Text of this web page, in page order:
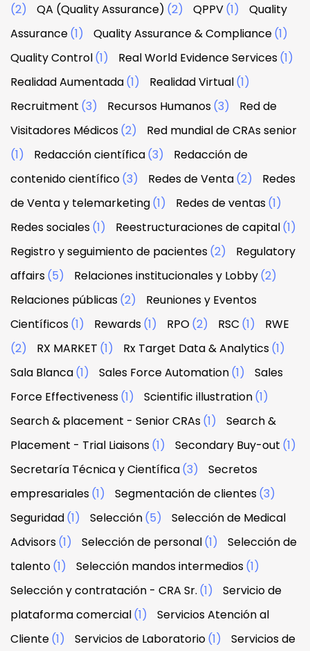
(2) QA (Quality Assurance) (2) QPPV(1)
Quality
Assurance(1) Quality Assurance & Compliance(1)
Quality Control(1) Real World Evidence Services(1)
Realidad Aumentada(1) Realidad Virtual(1)
Recruitment (3) Recursos Humanos(3)
Red de
Visitadores Médicos(2)
Red mundial de CRAs senior
(1)
Redacción científica(3)
Redacción de
contenido científico(3) Redes de Venta(2)
Redes
de Venta y telemarketing(1) Redes de ventas(1)
Redes sociales(1) Reestructuraciones de capital(1)
Registro y seguimiento de pacientes(2)
Regulatory
affairs(5) Relaciones institucionales y Lobby(2)
Relaciones públicas(2)
Reuniones y Eventos
Científicos(1) Rewards(1) RPO(2) RSC (1)
RWE
(2)
RX MARKET (1) Rx Target Data & Analytics(1)
Sala Blanca(1) Sales Force Automation(1)
Sales
Force Effectiveness(1) Scientific illustration(1)
Search & placement - Senior CRAs(1)
Search &
Placement - Trial Liaisons(1) Secondary Buy-out (1)
Secretaría Técnica y Científica(3)
Secretos
empresariales(1) Segmentación de clientes(3)
Seguridad(1) Selección(5)
Selección de Medical
Advisors(1) Selección de personal(1)
Selección de
talento(1) Selección mandos intermedios(1)
Selección y contratación - CRA Sr. (1)
Servicio de
plataforma comercial(1)
Servicios Atención al
Cliente(1) Servicios de Laboratorio(1)
Servicios de